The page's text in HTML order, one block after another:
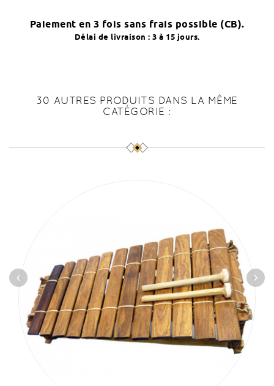
Paiement en 3 fois sans frais possible (CB).
Délai de livraison : 3 à 15 jours.
30 AUTRES PRODUITS DANS LA MÊME
CATÉGORIE :